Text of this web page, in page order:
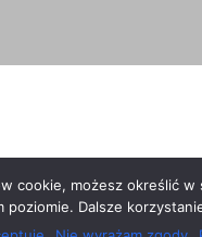
cookie, możesz określić
poziomie. Dalsze